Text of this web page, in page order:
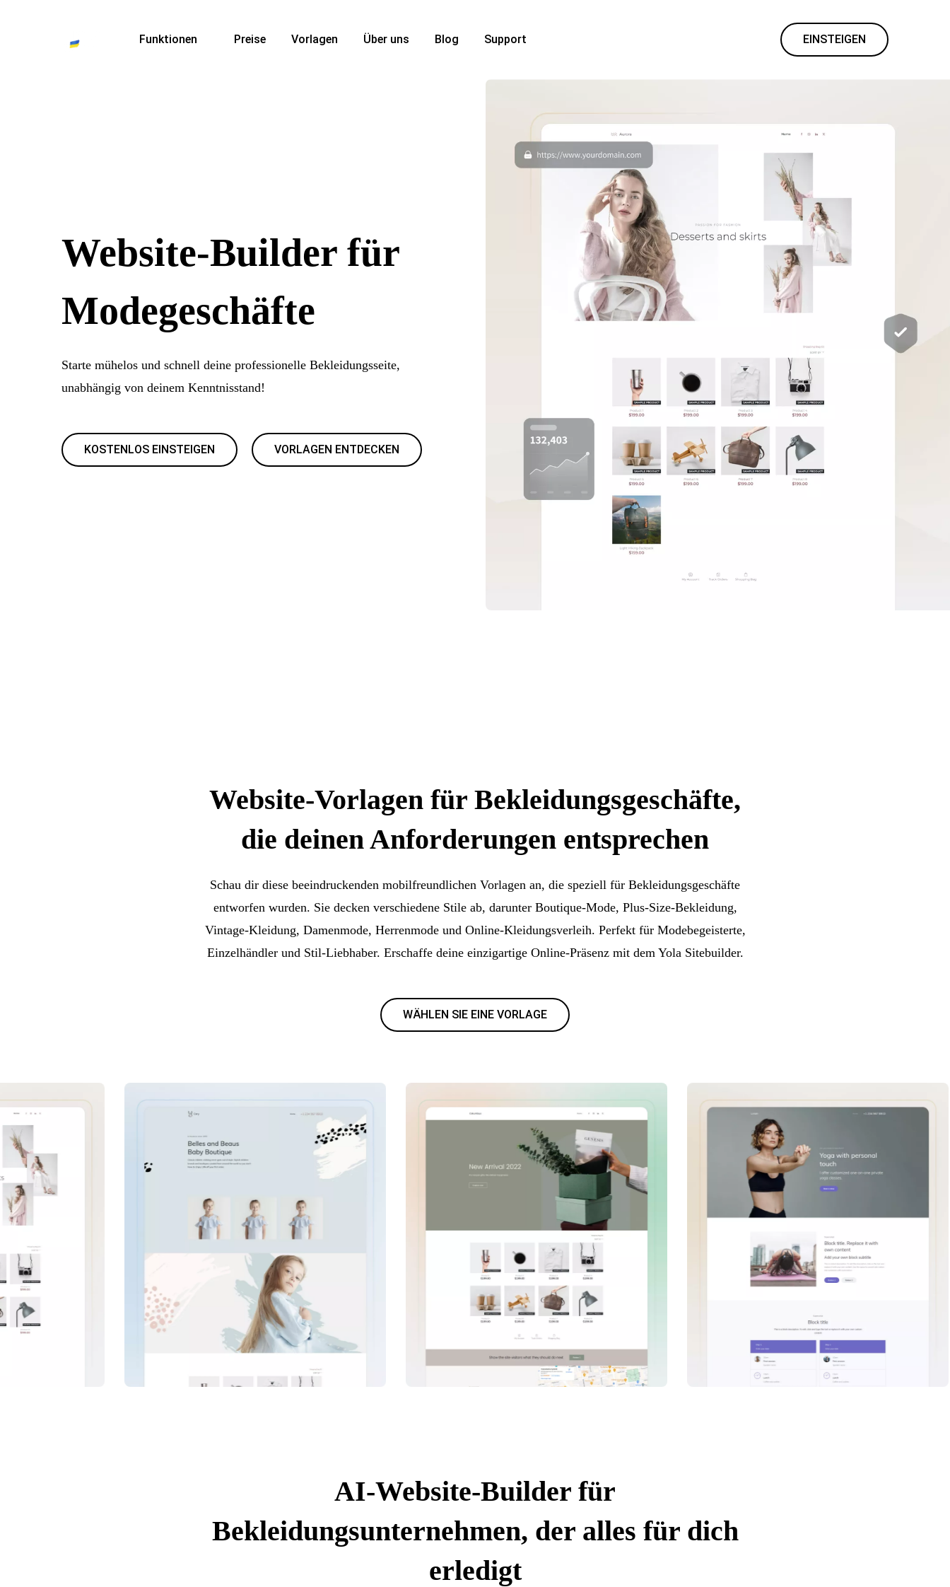
Funktionen Preise Vorlagen Über uns Blog Support EINSTEIGEN
Website-Builder für
Modegeschäfte
Starte mühelos und schnell deine professionelle Bekleidungsseite,
unabhängig von deinem Kenntnisstand!
KOSTENLOS EINSTEIGEN VORLAGEN ENTDECKEN
Website-Vorlagen für Bekleidungsgeschäfte,
die deinen Anforderungen entsprechen
Schau dir diese beeindruckenden mobilfreundlichen Vorlagen an, die speziell für Bekleidungsgeschäfte
entworfen wurden. Sie decken verschiedene Stile ab, darunter Boutique-Mode, Plus-Size-Bekleidung,
Vintage-Kleidung, Damenmode, Herrenmode und Online-Kleidungsverleih. Perfekt für Modebegeisterte,
Einzelhändler und Stil-Liebhaber. Erschaffe deine einzigartige Online-Präsenz mit dem Yola Sitebuilder.
WÄHLEN SIE EINE VORLAGE
AI-Website-Builder für
Bekleidungsunternehmen, der alles für dich
erledigt